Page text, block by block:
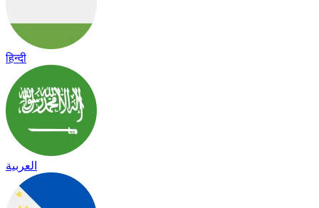
हिन्दी
العربية